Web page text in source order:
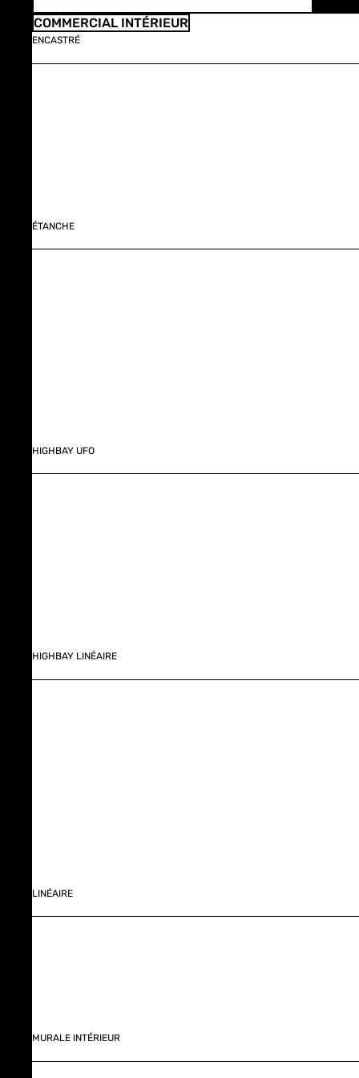
COMMERCIAL INTÉRIEUR
ENCASTRÉ
ÉTANCHE
HIGHBAY UFO
HIGHBAY LINÉAIRE
LINÉAIRE
MURALE INTÉRIEUR